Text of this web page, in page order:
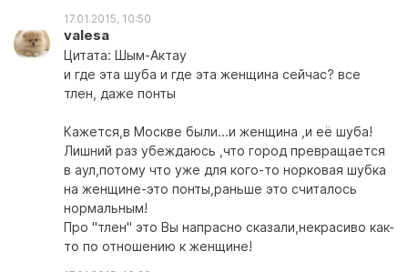
17.01.2015, 10:50
valesa
Цитата: Шым-Актау
и где эта шуба и где эта женщина сейчас? все
тлен, даже понты
Кажется,в Москве были...и женщина ,и её шуба!
Лишний раз убеждаюсь ,что город превращается
в аул,потому что уже для кого-то норковая шубка
на женщине-это понты,раньше это считалось
нормальным!
Про "тлен" это Вы напрасно сказали,некрасиво как-
то по отношению к женщине!